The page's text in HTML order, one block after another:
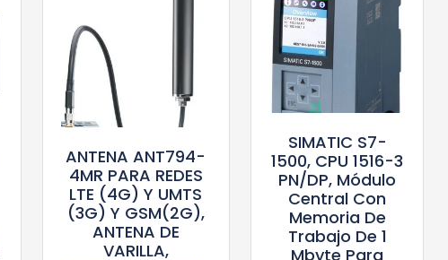
ANTENA ANT794-
4MR PARA REDES
LTE (4G) Y UMTS
(3G) Y GSM(2G),
ANTENA DE
VARILLA,
SIMATIC S7-
1500, CPU 1516-3
PN/DP, Módulo
Central Con
Memoria De
Trabajo De 1
Mbyte Para